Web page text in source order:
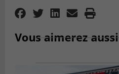
Vous aimerez aussi